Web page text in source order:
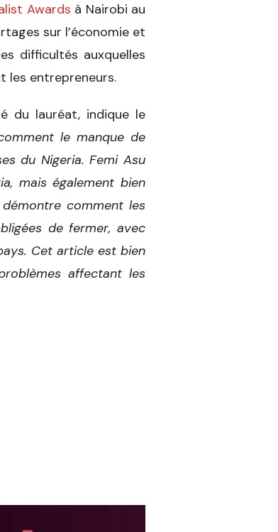
Awards à Nairobi au
sur l’économie et
difficultés auxquelles
les entrepreneurs.
du lauréat, indique le
le manque de
du Nigeria. Femi Asu
mais également bien
démontre comment les
de fermer, avec
Cet article est bien
affectant les